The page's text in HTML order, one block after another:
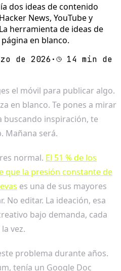
dos ideas de contenido
News, YouTube y
herramienta de ideas de
en blanco.
de 2026·
14 min de
el móvil para publicar algo.
en blanco. Te pones a mirar
buscando inspiración, te
Mañana será.
normal. El 51 % de los
que la presión constante de
es una de sus mayores
No editar. La ideación, esa
bajo demanda, cada
vez.
problema durante años.
tenía un Google Doc